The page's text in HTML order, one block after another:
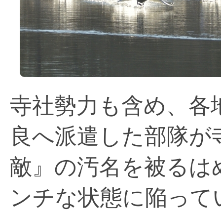
寺社勢力も含め、各
良へ派遣した部隊
敵』の汚名を被る
ンチな状態に陥っ